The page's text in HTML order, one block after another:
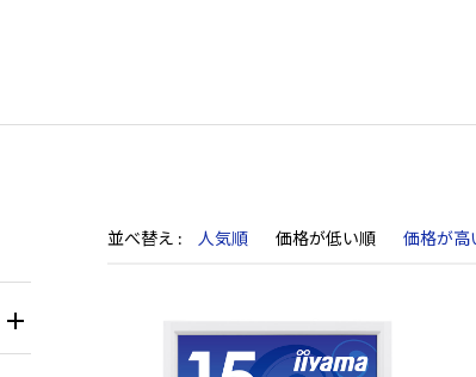
並べ替え 人気順 価格が低い順 価格が高